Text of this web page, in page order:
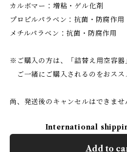
カルボマー：増粘・ゲル化剤
プロピルパラベン：抗菌・防腐作用
メチルパラベン：抗菌・防腐作用
※ご購入の方は、「詰替え用空容器
ご一緒にご購入されるのをおスス
尚、発送後のキャンセルはできませ
International
Add to